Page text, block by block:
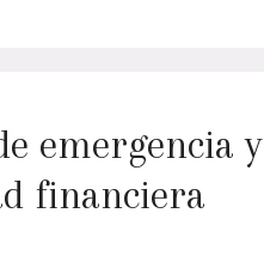
emergencia
financiera